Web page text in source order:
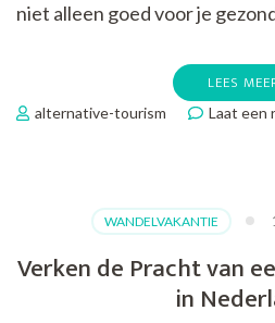
niet alleen goed voor je
LEES
alternative-tourism Laat een
WANDELVAKANTIE
Verken de Pracht van
in